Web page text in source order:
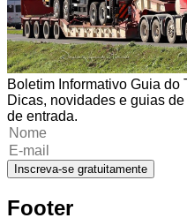
Boletim Informativo Guia do
Dicas, novidades e guias
de entrada.
Inscreva-se gratuitamente
Footer